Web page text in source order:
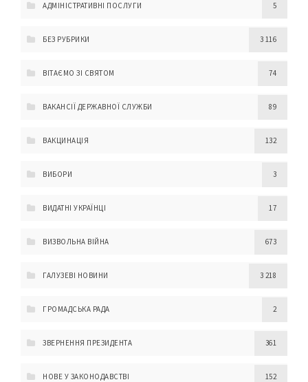
АДМІНІСТРАТИВНІ ПОСЛУГИ 5
БЕЗ РУБРИКИ 3 116
ВІТАЄМО ЗІ СВЯТОМ 74
ВАКАНСІЇ ДЕРЖАВНОЇ СЛУЖБИ 89
ВАКЦИНАЦІЯ 132
ВИБОРИ 3
ВИДАТНІ УКРАЇНЦІ 17
ВИЗВОЛЬНА ВІЙНА 673
ГАЛУЗЕВІ НОВИНИ 3 218
ГРОМАДСЬКА РАДА 2
ЗВЕРНЕННЯ ПРЕЗИДЕНТА 361
НОВЕ У ЗАКОНОДАВСТВІ 152